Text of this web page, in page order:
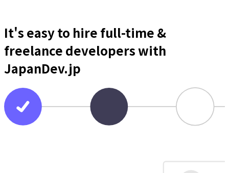
It's easy to hire full-time &
freelance developerswith
JapanDev.jp